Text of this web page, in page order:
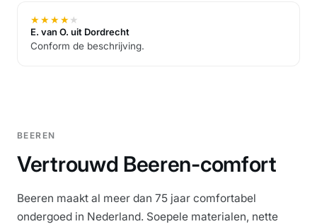
★★★★★
E. van O. uit Dordrecht
Conform de beschrijving.
BEEREN
Vertrouwd Beeren-comfort
Beeren maakt al meer dan 75 jaar comfortabel
ondergoed in Nederland. Soepele materialen, nette